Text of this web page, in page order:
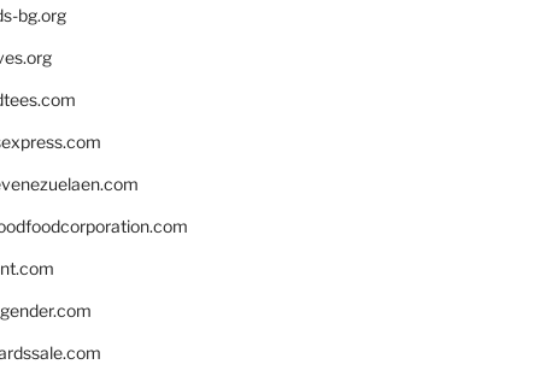
bg.org